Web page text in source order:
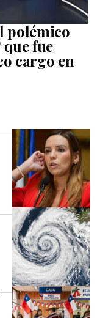
polémico
que fue
cargo en